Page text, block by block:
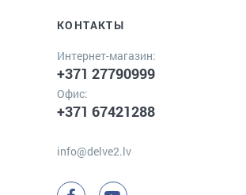
КОНТАКТЫ
Интернет-магазин:
+371 27790999
Офис:
+371 67421288
info@delve2.lv